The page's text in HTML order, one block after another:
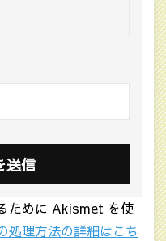
ために Akismet を使
処理方法の詳細はこち